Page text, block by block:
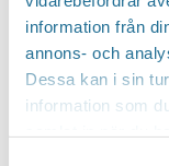
information från
annons- och
Dessa kan i sin
information som